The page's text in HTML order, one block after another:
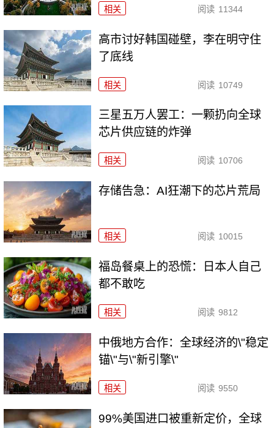
相关 阅读 11344
高市讨好韩国碰壁，李在明守住
了底线
相关 阅读 10749
三星五万人罢工：一颗扔向全球
芯片供应链的炸弹
相关 阅读 10706
存储告急：AI狂潮下的芯片荒局
相关 阅读 10015
福岛餐桌上的恐慌：日本人自己
都不敢吃
相关 阅读 9812
中俄地方合作：全球经济的\"稳定
锚\"与\"新引擎\"
相关 阅读 9550
99%美国进口被重新定价，全球